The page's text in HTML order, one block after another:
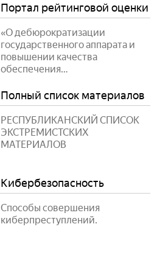
Портал рейтинговой оценки
«О дебюрократизации
государственного аппарата и
повышении качества
обеспечения
Полный список материалов
РЕСПУБЛИКАНСКИЙ СПИСОК
ЭКСТРЕМИСТСКИХ
МАТЕРИАЛОВ
Кибербезопасность
Способы совершения
киберпреступлений.